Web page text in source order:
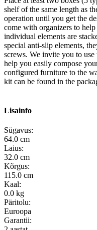
shelf of the same length as
operation until you get the
come with organizers to
individual elements are
special anti-slip elements,
screws. We invite you to
help you easily compose
configured furniture to the
kit can be found in the
Lisainfo
Sügavus:
64.0 cm
Laius:
32.0 cm
Kõrgus:
115.0 cm
Kaal:
0.0 kg
Päritolu:
Euroopa
Garantii: